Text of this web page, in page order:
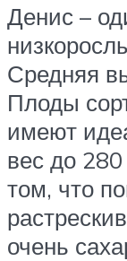
Денис –
Средняя
Плоды
имеют
вес до
том, что
очень